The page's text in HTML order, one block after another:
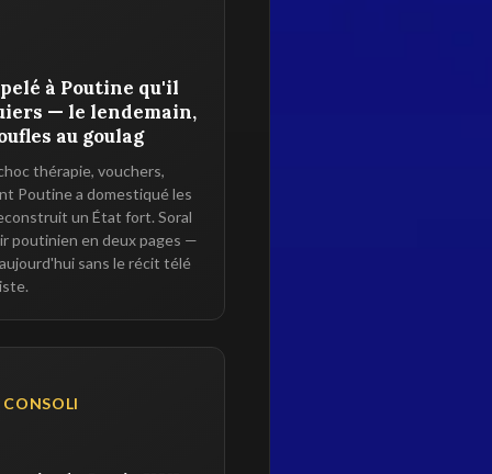
à Poutine qu'il
— le lendemain,
au goulag
thérapie, vouchers,
Poutine a domestiqué les
un État fort. Soral
poutinien en deux pages —
sans le récit télé